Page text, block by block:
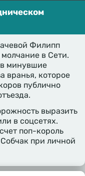
Филипп
в Сети.
минувшие
вранья, которое
публично
выразить
в соцсетях.
поп-король
при личной